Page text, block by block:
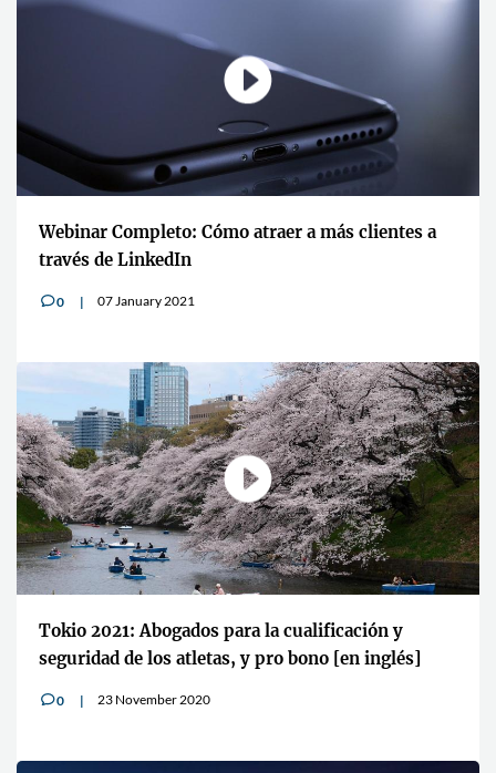
Webinar Completo: Cómo atraer a más clientes a
través de LinkedIn
v0 07 January 2021
Tokio 2021: Abogados para la cualificación y
seguridad de los atletas, y pro bono [en inglés]
v0 23 November 2020